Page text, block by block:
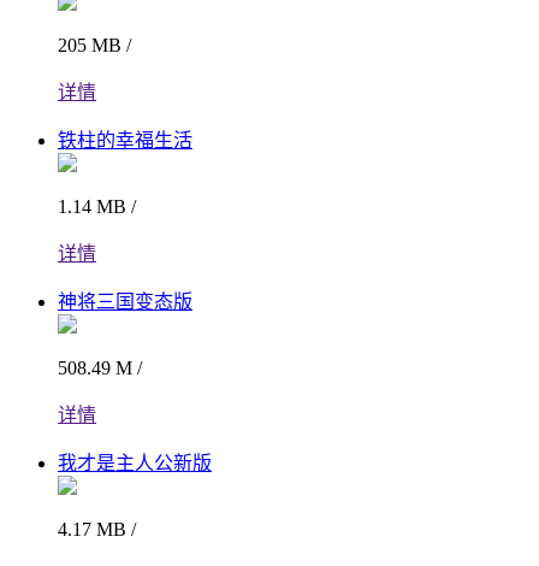
205 MB /
详情
铁柱的幸福生活
1.14 MB /
详情
神将三国变态版
508.49 M /
详情
我才是主人公新版
4.17 MB /